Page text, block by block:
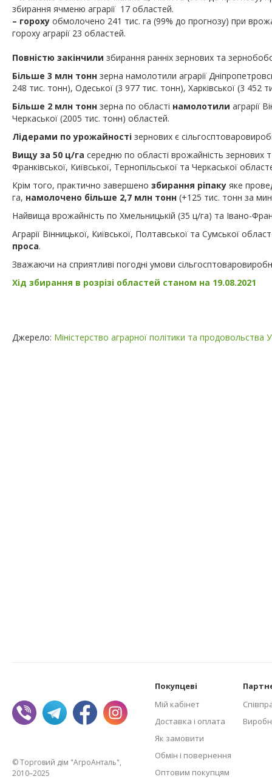
збирання ячменю аграрії 17 областей.
– гороху обмолочено 241 тис. га (99% до прогнозу) при
гороху аграрії 23 областей.
Повністю закінчили збирання ранніх зернових та
Більше 3 млн тонн зерна намолотили аграрії
248 тис. тонн), Одеської (3 977 тис. тонн), Харківської (3
Більше 2 млн тонн зерна по області намолотили аграрії
Черкаської (2005 тис. тонн) областей.
Лідерами по урожайності зернових є
Вищу за 50 ц/га середню по області врожайність зернових
Франківської, Київської, Тернопільської та Черкаської
Крім того, практично завершено збирання ріпаку яке
га, намолочено більше 2,7 млн тонн (+125 тис. тонн за
Найвища врожайність по Хмельницькій (35 ц/га) та Івано-
Аграрії Вінницької, Київської, Полтавської та Сумської
проса.
Зважаючи на сприятливі погодні умови
Хід збирання в розрізі областей станом на 19.08.2021
Джерело: Міністерство аграрної політики та продовольства
© Торговий дім "АгроАнталь",
2010–2025
Покупцеві
Мій кабінет
Доставка і оплата
Як замовити
Обмін і повернення
Оптовим покупцям